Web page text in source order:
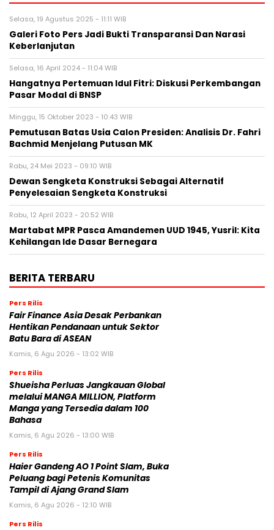
Selasa, 19 Agustus 2025 - 11:11 WIB
Galeri Foto Pers Jadi Bukti Transparansi Dan Narasi
Keberlanjutan
Selasa, 16 April 2024 - 11:04 WIB
Hangatnya Pertemuan Idul Fitri: Diskusi Perkembangan
Pasar Modal di BNSP
Minggu, 15 Oktober 2023 - 10:43 WIB
Pemutusan Batas Usia Calon Presiden: Analisis Dr. Fahri
Bachmid Menjelang Putusan MK
Rabu, 24 Mei 2023 - 09:10 WIB
Dewan Sengketa Konstruksi Sebagai Alternatif
Penyelesaian Sengketa Konstruksi
Rabu, 12 April 2023 - 20:52 WIB
Martabat MPR Pasca Amandemen UUD 1945, Yusril: Kita
Kehilangan Ide Dasar Bernegara
BERITA TERBARU
Pers Rilis
Fair Finance Asia Desak Perbankan
Hentikan Pendanaan untuk Sektor
Batu Bara di ASEAN
Kamis, 6 Agu 2026 - 13:02 WIB
Pers Rilis
Shueisha Perluas Jangkauan Global
melalui MANGA MILLION, Platform
Manga yang Tersedia dalam 100
Bahasa
Kamis, 6 Agu 2026 - 13:00 WIB
Pers Rilis
Haier Gandeng AO 1 Point Slam, Buka
Peluang bagi Petenis Komunitas
Tampil di Ajang Grand Slam
Kamis, 6 Agu 2026 - 12:10 WIB
Pers Rilis